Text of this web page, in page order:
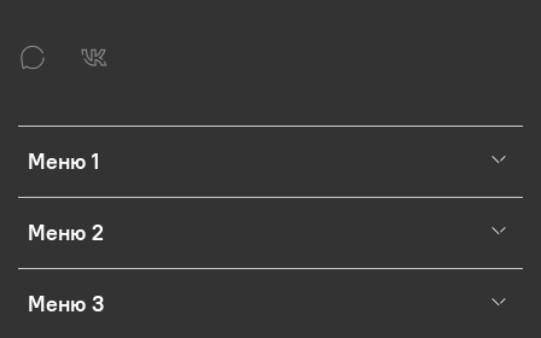
Меню 1
Меню 2
Меню 3